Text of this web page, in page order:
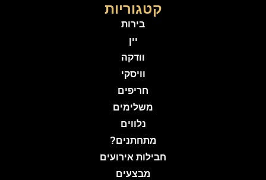
קטגוריות
בירות
יין
וודקה
וויסקי
חריפים
משלימים
נלווים
מתחתנים?
חבילות אירועים
מבצעים